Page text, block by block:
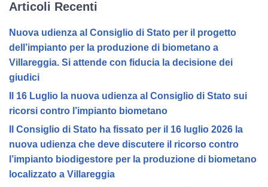
Articoli Recenti
Nuova udienza al Consiglio di Stato per il progetto
dell’impianto per la produzione di biometano a
Villareggia. Si attende con fiducia la decisione dei
giudici
Il 16 Luglio la nuova udienza al Consiglio di Stato sui
ricorsi contro l’impianto biometano
Il Consiglio di Stato ha fissato per il 16 luglio 2026 la
nuova udienza che deve discutere il ricorso contro
l’impianto biodigestore per la produzione di biometano
localizzato a Villareggia